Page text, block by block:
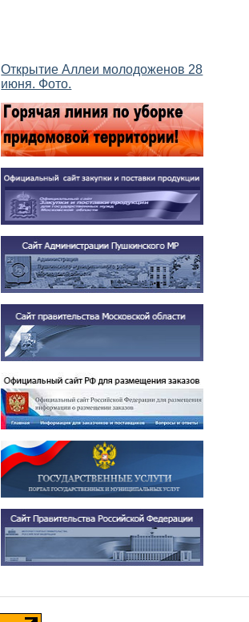
Открытие Аллеи молодоженов 28
июня. Фото.